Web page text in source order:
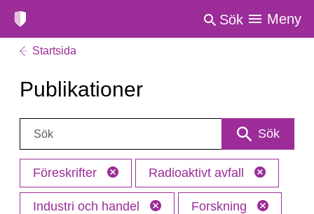
Sök Meny
Startsida
Publikationer
Sök: Sök
Föreskrifter Radioaktivt avfall
Industri och handel Forskning